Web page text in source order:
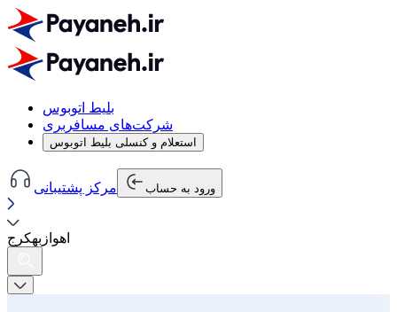
بلیط اتوبوس
شرکت‌های مسافربری
استعلام و کنسلی بلیط اتوبوس
مرکز پشتیبانی ورود به حساب
اهواز بهکرج